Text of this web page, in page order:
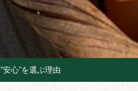
“安心”を選ぶ理由